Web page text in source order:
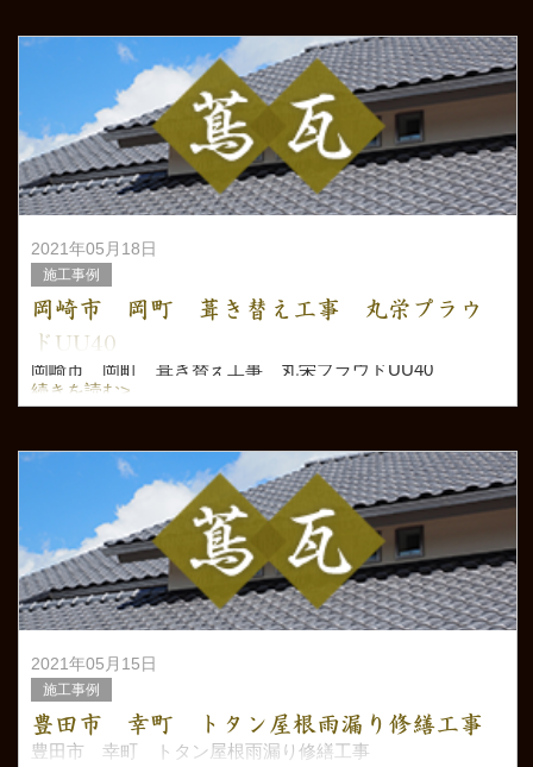
2021年05月18日
施工事例
岡崎市 岡町 葺き替え工事 丸栄プラウ
ドUU40
岡崎市 岡町 葺き替え工事 丸栄プラウドUU40
続きを読む>
2021年05月15日
施工事例
豊田市 幸町 トタン屋根雨漏り修繕工事
豊田市 幸町 トタン屋根雨漏り修繕工事